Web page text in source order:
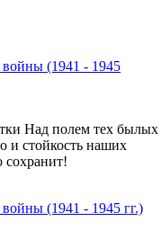
(1941 - 1945
Над полем тех былых
и стойкость наших
сохранит!
(1941 - 1945 гг.)